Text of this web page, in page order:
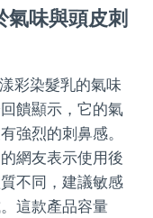
味與頭皮刺
彩染髮乳的氣味
饋顯示，它的氣
強烈的刺鼻感。
網友表示使用後
不同，建議敏感
這款產品容量